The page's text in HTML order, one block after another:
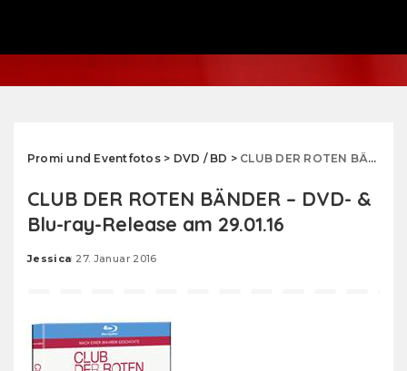
Promi und Eventfotos> DVD / BD > CLUB DER ROTEN BÄNDER – DVD- & Blu-ray-Release am 29.01.16
CLUB DER ROTEN BÄNDER – DVD- &
Blu-ray-Release am 29.01.16
Posted
Jessica 27. Januar 2016